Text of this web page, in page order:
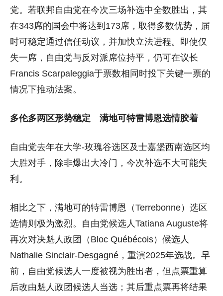
党。若联邦自由党在今次三场补选中全数胜出，其
在343席的国会中将达到173席，取得多数优势，届
时可稳定通过信任动议，并加快立法进程。即使仅
失一席，自由党与反对派席位持平，仍可在议长
Francis Scarpaleggia于票数相同时投下关键一票的
情况下推动法案。
多伦多两区形势稳定 满地可特雷博恩选情胶着
自由党去年在大学-玫瑰谷选区及士嘉堡西南选区均
大胜对手，除非爆出大冷门，今次补选不大可能失
利。
相比之下，满地可的特雷博恩（Terrebonne）选区
选情则极为激烈。自由党候选人Tatiana Auguste将
再次对决魁人政团（Bloc Québécois）候选人
Nathalie Sinclair-Desgagné，重演2025年选战。早
前，自由党候选人一度被视为胜出者，但点票重算
后改由魁人政团候选人当选；其后重点票再将结果